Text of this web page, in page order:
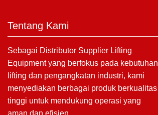
Tentang Kami
Sebagai Distributor Supplier Lifting
Equipment yang berfokus pada kebutuhan
lifting dan pengangkatan industri, kami
menyediakan berbagai produk berkualitas
tinggi untuk mendukung operasi yang